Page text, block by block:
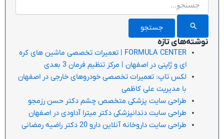
برای:
نوشته‌های تازه
FORMULA CENTER | تعمیرات تخصصی ماشین های کره
ای و ژاپنی در اصفهان | مرکز تنظیم فرمان 3 بعدی
لکس تاپ: تعمیرات تخصصی خودروهای خارجی در اصفهان
با مدیریت علی کاظمی
طراحی سایت پزشکی متخصص چشم دکتر حسن رزمجو
طراحی سایت دندانپزشکی دکتر میترا آداودی در اصفهان
طراحی سایت داروخانه آنلاین دارو 20 دکتر راضیه رمضانی